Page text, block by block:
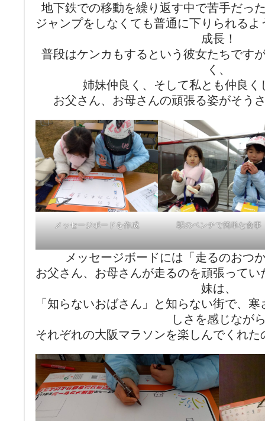
地下鉄での移動を繰り返す中で苦手だっ
ジャンプをしなくても普通に下りられる
成長！
普段はケンカもするという彼女たちです
く、
姉妹仲良く、そして私とも仲良く
お父さん、お母さんの頑張る姿がそう
メッセージボードを作成 駅のベンチで簡単な食事
メッセージボードには「走るのおつ
お父さん、お母さんが走るのを頑張って
妹は、
「知らないおばさん」と知らない街で、
しさを感じなが
それぞれの大阪マラソンを楽しんでくれ